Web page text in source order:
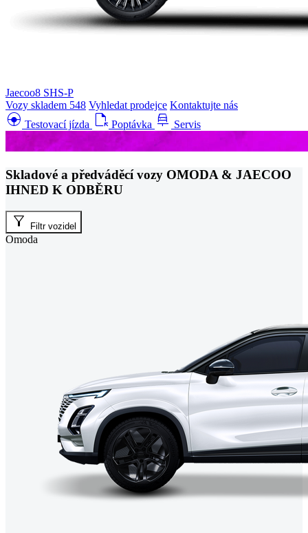
Jaecoo8 SHS-P
Vozy skladem 548 Vyhledat prodejce Kontaktujte nás
search_hands_free Testovací jízda file_open Poptávka car_repair Servis
Skladové a předváděcí vozy OMODA & JAECOO
IHNED K ODBĚRU
filter_alt Filtr vozidel
Omoda